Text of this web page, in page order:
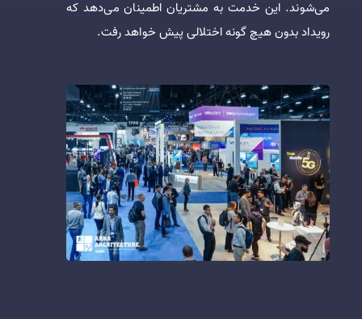
می‌شوند. این خدمت به مشتریان اطمینان می‌دهد که
رویداد بدون هیچ گونه اختلالی پیش خواهد رفت.